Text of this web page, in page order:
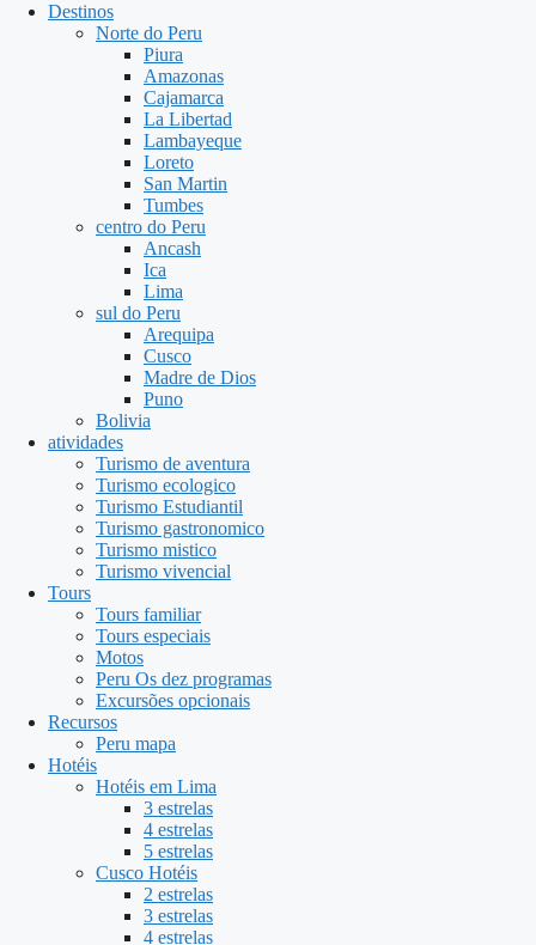
Destinos
Norte do Peru
Piura
Amazonas
Cajamarca
La Libertad
Lambayeque
Loreto
San Martin
Tumbes
centro do Peru
Ancash
Ica
Lima
sul do Peru
Arequipa
Cusco
Madre de Dios
Puno
Bolivia
atividades
Turismo de aventura
Turismo ecologico
Turismo Estudiantil
Turismo gastronomico
Turismo mistico
Turismo vivencial
Tours
Tours familiar
Tours especiais
Motos
Peru Os dez programas
Excursões opcionais
Recursos
Peru mapa
Hotéis
Hotéis em Lima
3 estrelas
4 estrelas
5 estrelas
Cusco Hotéis
2 estrelas
3 estrelas
4 estrelas